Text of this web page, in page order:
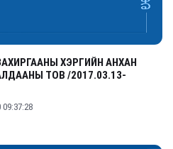
ХЭРГИЙН АНХАН
ТОВ /2017.03.13-
09:37:28